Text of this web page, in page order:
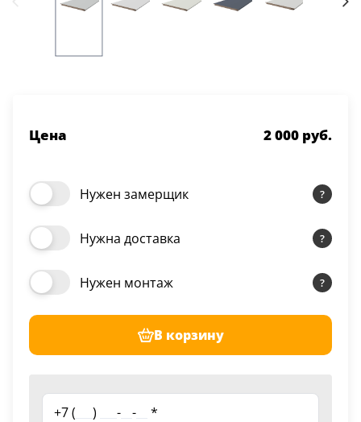
Цена 2 000 руб.
Нужен замерщик
Нужна доставка
Нужен монтаж
В корзину
+7 ( ) - - *